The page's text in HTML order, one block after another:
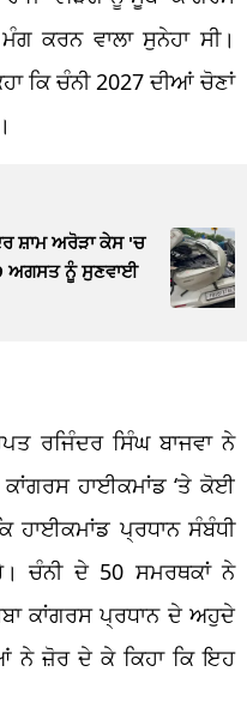
ਕਰਨ ਵਾਲਾ ਸੁਨੇਹਾ ਸੀ।
ਕਿ ਚੰਨੀ 2027 ਦੀਆਂ ਚੋਣਾਂ
ਸ਼ਾਮ ਅਰੋੜਾ ਕੇਸ 'ਚ
ਅਗਸਤ ਨੂੰ ਸੁਣਵਾਈ
ਰਜਿੰਦਰ ਸਿੰਘ ਬਾਜਵਾ ਨੇ
ਕਾਂਗਰਸ ਹਾਈਕਮਾਂਡ ‘ਤੇ ਕੋਈ
ਹਾਈਕਮਾਂਡ ਪ੍ਰਧਾਨ ਸੰਬੰਧੀ
ਚੰਨੀ ਦੇ 50 ਸਮਰਥਕਾਂ ਨੇ
ਕਾਂਗਰਸ ਪ੍ਰਧਾਨ ਦੇ ਅਹੁਦੇ
ਨੇ ਜ਼ੋਰ ਦੇ ਕੇ ਕਿਹਾ ਕਿ ਇਹ